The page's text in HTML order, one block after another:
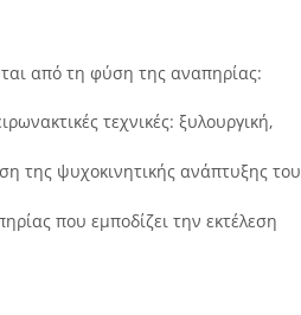
από τη φύση της αναπηρίας:
τεχνικές: ξυλουργική,
της ψυχοκινητικής ανάπτυξης του
που εμποδίζει την εκτέλεση